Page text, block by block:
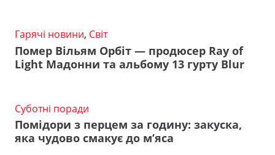
Гарячі новини, Світ
Помер Вільям Орбіт — продюсер Ray of
Light Мадонни та альбому 13 гурту Blur
Суботні поради
Помідори з перцем за годину: закуска,
яка чудово смакує до м’яса